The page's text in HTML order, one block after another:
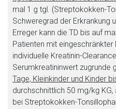
mal 1 g tgl. (Streptokokken-
Schweregrad der Erkrankung
Erreger kann die TD bis auf
Patienten mit eingeschränkter
individuelle Kreatinin-
Serumkreatininwert zugrunde
Tage, Kleinkinder und Kinder
durchschnittlich 50 mg/kg KG,
bei Streptokokken-